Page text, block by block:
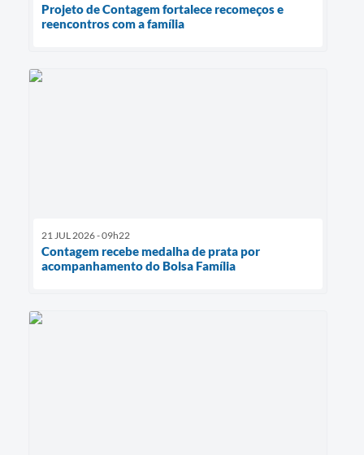
Projeto de Contagem fortalece recomeços e
reencontros com a família
21 JUL 2026 - 09h22
Contagem recebe medalha de prata por
acompanhamento do Bolsa Família